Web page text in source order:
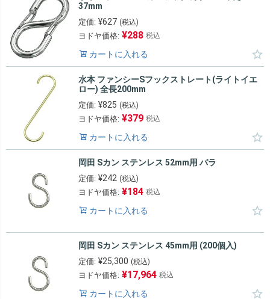
37mm
定価: ¥627 (税込)
ヨドヤ価格: ¥288 税込
カートに入れる
水本 ファンシーSフックストレート(ライトイエ
ロー) 全長200mm
定価: ¥825 (税込)
ヨドヤ価格: ¥379 税込
カートに入れる
岡田 Sカン ステンレス 52mm用 バラ
定価: ¥242 (税込)
ヨドヤ価格: ¥184 税込
カートに入れる
岡田 Sカン ステンレス 45mm用 (200個入)
定価: ¥25,300 (税込)
ヨドヤ価格: ¥17,964 税込
カートに入れる